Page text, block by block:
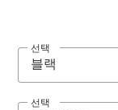
선택
선택